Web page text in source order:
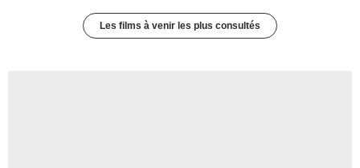
Les films à venir les plus consultés